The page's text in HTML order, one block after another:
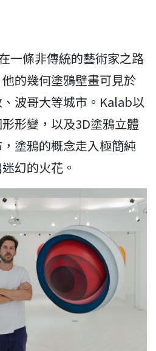
一條非傳統的藝術家之路
的幾何塗鴉壁畫可見於
波哥大等城市。Kalab以
形變，以及3D塗鴉立體
塗鴉的概念走入極簡純
幻的火花。